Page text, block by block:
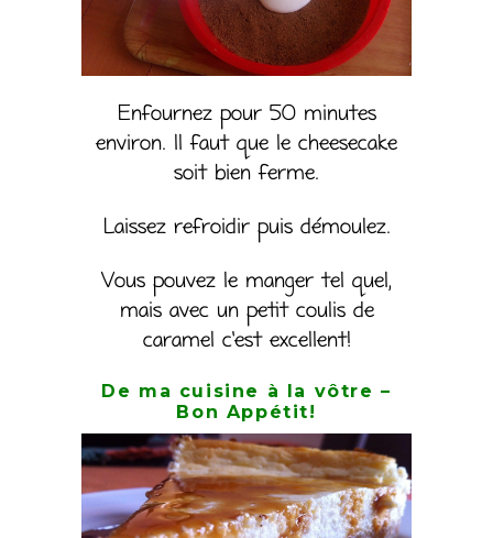
Enfournez pour 50 minutes
environ. Il faut que le cheesecake
soit bien ferme.
Laissez refroidir puis démoulez.
Vous pouvez le manger tel quel,
mais avec un petit coulis de
caramel c’est excellent!
De ma cuisine à la vôtre –
Bon Appétit!